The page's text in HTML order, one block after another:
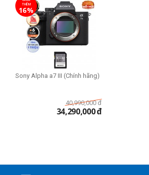
Bán chuyên
THÊM
16%
Sony Alpha a7 III (Chính hãng)
40,990,000 đ
34,290,000đ